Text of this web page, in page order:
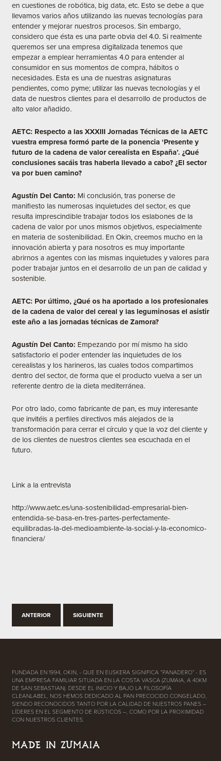
en cuestiones de robótica, big data, etc. Esto se debe a que
llevamos varios años utilizando las nuevas tecnologías para
entender y mejorar nuestros procesos. Sin embargo,
considero que ésta es una parte obvia del 4.0. Si realmente
queremos ser una empresa digitalizada tenemos que
empezar a emplear herramientas 4.0 para entender al
consumidor en sus momentos de compra, hábitos o
necesidades. Esta es una de nuestras asignaturas
pendientes, como pyme; utilizar las nuevas tecnologías y el
data de nuestros clientes para el desarrollo de productos de
alto valor añadido.
AETC: Respecto a las XXXIII Jornadas Técnicas de la AETC
vuestra empresa formó parte de la ponencia ‘Presente y
futuro de la cadena de valor cerealista en España’. ¿Qué
conclusiones sacáis tras haberla llevado a cabo? ¿El sector
va por buen camino?
Agustín Del Canto: Mi conclusión, tras ponerse de
manifiesto las numerosas inquietudes del sector, es que
resulta imprescindible trabajar todos los eslabones de la
cadena de valor por unos mismos objetivos, especialmente
en materia de sostenibilidad. En Okin, creemos mucho en la
innovación abierta y para nosotros es muy importante
abrirnos a agentes con las mismas inquietudes y valores para
poder trabajar juntos en el desarrollo de un pan de calidad y
sostenible.
AETC: Por último, ¿Qué os ha aportado a los profesionales
de la cadena de valor del cereal y las leguminosas el asistir
este año a las jornadas técnicas de Zamora?
Agustín Del Canto: Empezando por mí mismo ha sido
satisfactorio el poder entender las inquietudes de los
cerealistas y los harineros, las cuales todos compartimos
dentro del sector, de forma que el producto vuelva a ser un
referente dentro de la dieta mediterránea.
Por otro lado, como fabricante de pan, es muy interesante
que invitéis a perfiles directivos más alejados de la
transformación para cerrar el círculo y que la voz del cliente y
de los clientes de nuestros clientes sea escuchada en el
futuro.
Link a la entrevista
http://www.aetc.es/una-sostenibilidad-empresarial-bien-
entendida-se-basa-en-tres-partes-perfectamente-
equilibradas-la-del-medioambiente-la-social-y-la-economico-
financiera/
ANTERIOR SIGUIENTE
FUNDADA EN 1994, OKIN, - QUE EN EUSKERA SIGNIFICA “PANADERO” - ES
UNA EMPRESA FAMILIAR SITUADA EN LA COSTA VASCA (ZUMAIA, A 40KM
DE SAN SEBASTIAN). DESDE EL INICIO Y BAJO LA FILOSOFÍA
CLEANLABEL, NOS HEMOS DEDICADO AL PAN PRECOCIDO CONGELADO,
SIENDO RECONOCIDOS TANTO POR LA CALIDAD DE NUESTROS PANES –
LÍDERES EN EL SEGMENTO DE RÚSTICOS –, COMO POR LA PROXIMIDAD
CON NUESTROS CLIENTES.
MADE IN ZUMAIA